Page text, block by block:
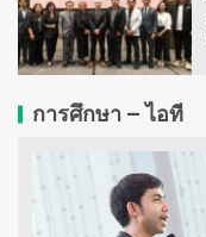
การศึกษา – ไอที